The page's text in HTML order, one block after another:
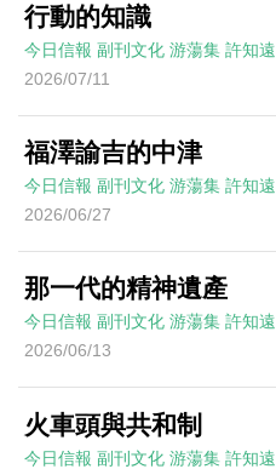
行動的知識
今日信報 副刊文化 游蕩集 許知遠
2026/07/11
福澤諭吉的中津
今日信報 副刊文化 游蕩集 許知遠
2026/06/27
那一代的精神遺產
今日信報 副刊文化 游蕩集 許知遠
2026/06/13
火車頭與共和制
今日信報 副刊文化 游蕩集 許知遠